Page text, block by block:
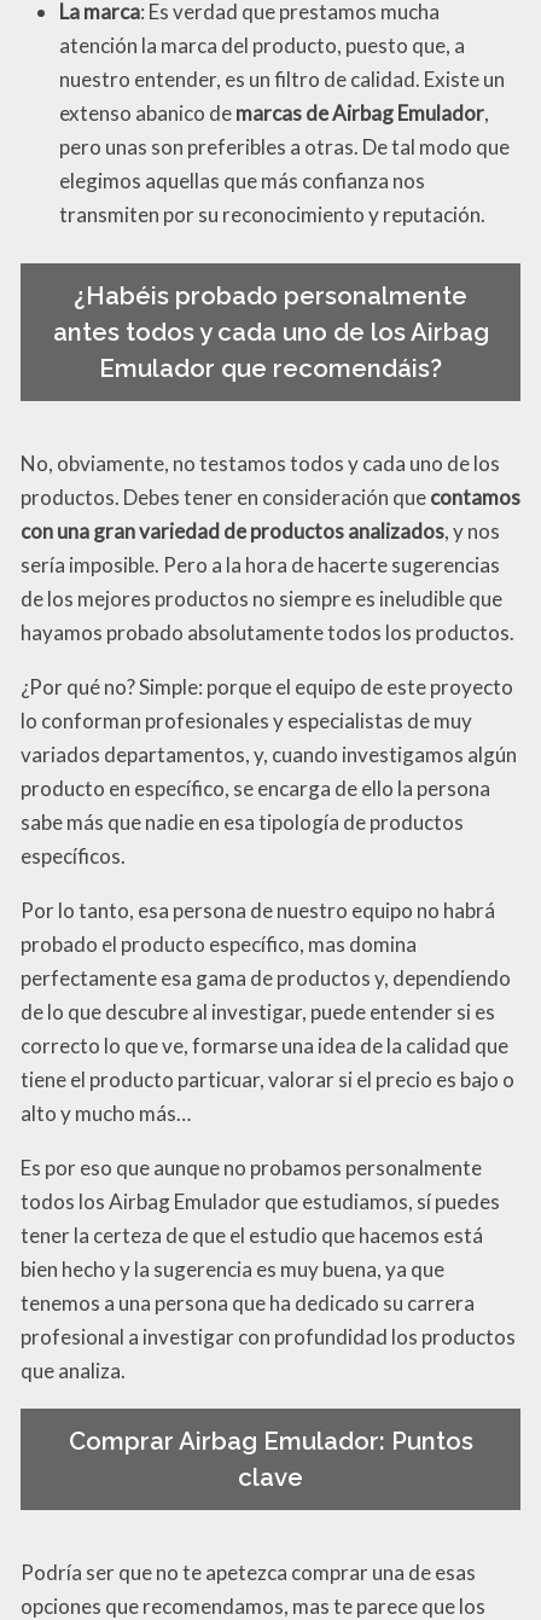
La marca: Es verdad que prestamos mucha
atención la marca del producto, puesto que, a
nuestro entender, es un filtro de calidad. Existe un
extenso abanico demarcas de Airbag Emulador,
pero unas son preferibles a otras. De tal modo que
elegimos aquellas que más confianza nos
transmiten por su reconocimiento y reputación.
¿Habéis probado personalmente
antes todos y cada uno de los Airbag
Emulador que recomendáis?
No, obviamente, no testamos todos y cada uno de los
productos. Debes tener en consideración quecontamos
con una gran variedad de productos analizados, y nos
sería imposible. Pero a la hora de hacerte sugerencias
de los mejores productos no siempre es ineludible que
hayamos probado absolutamente todos los productos.
¿Por qué no? Simple: porque el equipo de este proyecto
lo conforman profesionales y especialistas de muy
variados departamentos, y, cuando investigamos algún
producto en específico, se encarga de ello la persona
sabe más que nadie en esa tipología de productos
específicos.
Por lo tanto, esa persona de nuestro equipo no habrá
probado el producto específico, mas domina
perfectamente esa gama de productos y, dependiendo
de lo que descubre al investigar, puede entender si es
correcto lo que ve, formarse una idea de la calidad que
tiene el producto particuar, valorar si el precio es bajo o
alto y mucho más…
Es por eso que aunque no probamos personalmente
todos los Airbag Emulador que estudiamos, sí puedes
tener la certeza de que el estudio que hacemos está
bien hecho y la sugerencia es muy buena, ya que
tenemos a una persona que ha dedicado su carrera
profesional a investigar con profundidad los productos
que analiza.
Comprar Airbag Emulador: Puntos
clave
Podría ser que no te apetezca comprar una de esas
opciones que recomendamos, mas te parece que los